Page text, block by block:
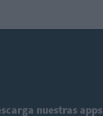
nuestras apps